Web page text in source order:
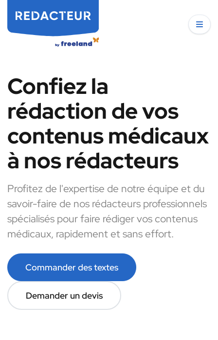
Confiez la
rédaction de vos
contenus médicaux
à nos rédacteurs
Profitez de l'expertise de notre équipe et du
savoir-faire de nos rédacteurs professionnels
spécialisés pour faire rédiger vos contenus
médicaux, rapidement et sans effort.
Commander des textes
Demander un devis